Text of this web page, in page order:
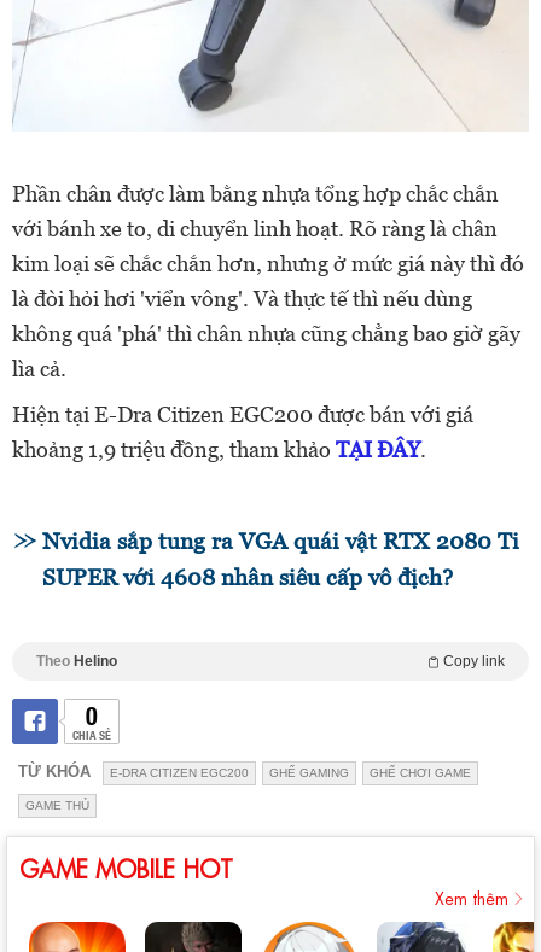
Phần chân được làm bằng nhựa tổng hợp chắc chắn
với bánh xe to, di chuyển linh hoạt. Rõ ràng là chân
kim loại sẽ chắc chắn hơn, nhưng ở mức giá này thì đó
là đòi hỏi hơi 'viển vông'. Và thực tế thì nếu dùng
không quá 'phá' thì chân nhựa cũng chẳng bao giờ gãy
lìa cả.
Hiện tại E-Dra Citizen EGC200 được bán với giá
khoảng 1,9 triệu đồng, tham khảo TẠI ĐÂY.
Nvidia sắp tung ra VGA quái vật RTX 2080 Ti
SUPER với 4608 nhân siêu cấp vô địch?
Theo Helino Copy link
0
CHIA SẺ
TỪ KHÓA E-DRA CITIZEN EGC200 GHẾ GAMING GHẾ CHƠI GAME
GAME THỦ
GAME MOBILE HOT
Xem thêm